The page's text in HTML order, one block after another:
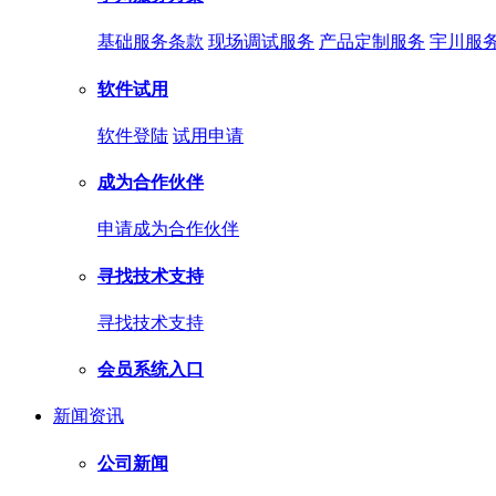
基础服务条款 现场调试服务 产品定制服务 宇川服
软件试用
软件登陆 试用申请
成为合作伙伴
申请成为合作伙伴
寻找技术支持
寻找技术支持
会员系统入口
新闻资讯
公司新闻